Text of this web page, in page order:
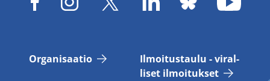
Or­ga­ni­saa­tio
Il­moi­tus­tau­lu - vi­ral­
li­set il­moi­tuk­set